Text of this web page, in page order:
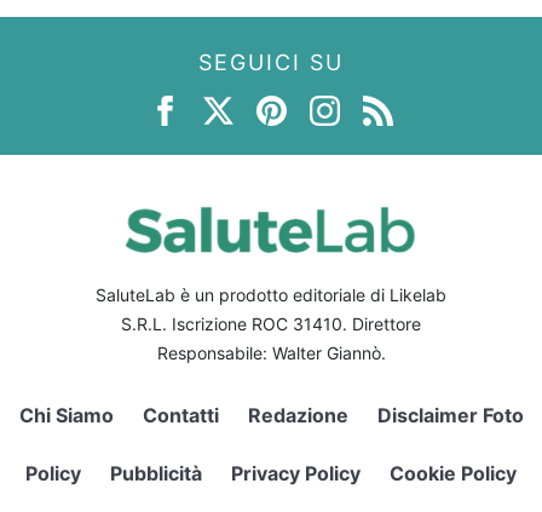
SEGUICI SU
SaluteLab è un prodotto editoriale di Likelab
S.R.L. Iscrizione ROC 31410. Direttore
Responsabile: Walter Giannò.
Chi Siamo Contatti Redazione Disclaimer Foto
Policy Pubblicità Privacy Policy Cookie Policy